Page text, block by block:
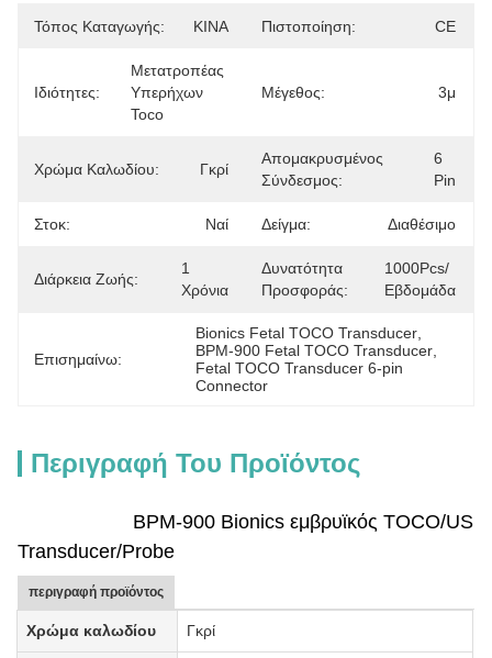
Τόπος Καταγωγής: ΚΙΝΑ Πιστοποίηση: CE
Ιδιότητες:
Μετατροπέας
Υπερήχων
Toco
Μέγεθος: 3μ
Χρώμα Καλωδίου: Γκρί
Απομακρυσμένος
Σύνδεσμος:
6
Pin
Στοκ: Ναί Δείγμα: Διαθέσιμο
Διάρκεια Ζωής:
1
Χρόνια
Δυνατότητα
Προσφοράς:
1000Pcs/
Εβδομάδα
Επισημαίνω:
Bionics Fetal TOCO Transducer
BPM-900 Fetal TOCO Transducer
Fetal TOCO Transducer 6-pin
Connector
Περιγραφή Του Προϊόντος
BPM-900 Bionics εμβρυϊκός TOCO/US
Transducer/Probe
περιγραφή προϊόντος
Χρώμα καλωδίου Γκρί